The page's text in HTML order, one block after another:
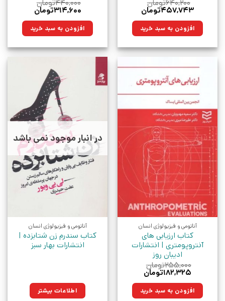
۶۴۰,۲۰۰تومان
قیمت
۶۴۰,۲۰۰تومان
بود.
۴۵۷,۷۴۳تومان
۴۵۷,۷۴۳تومان. افزودن به سبد خرید
۴۴۰,۰۰۰تومان
قیمت
۴۴۰,۰۰۰تومان
بود.
۳۱۴,۶۰۰تومان
۳۱۴,۶۰۰تومان.افزودن به سبد خرید
آناتومی و فیزیولوژی انسان
کتاب ارزیابی های
آنتروپومتری | انتشارات
ادیبان روز
۲۵۵,۰۰۰تومان
قیمت
۲۵۵,۰۰۰تومان
بود.
۱۸۲,۳۲۵تومان
۱۸۲,۳۲۵تومان.افزودن به سبد خرید
در انبار موجود نمی باشد
آناتومی و فیزیولوژی انسان
کتاب سندرم زن شتابزده |
انتشارات بهار سبز
اطلاعات بیشتر